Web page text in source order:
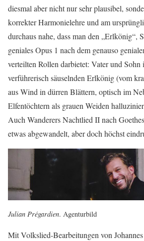
diesmal aber nicht nur sehr plausibel,
korrekter Harmonielehre und am
durchaus nahe, dass man den „Erlkönig“,
geniales Opus 1 nach dem genauso
verteilten Rollen darbietet: Vater und
verführerisch säuselnden Erlkönig (vom
aus Wind in dürren Blättern, optisch im
Elfentöchtern als grauen Weiden
Auch Wanderers Nachtlied II nach
etwas abgewandelt, aber doch höchst
Julian Prégardien. Agenturbild
Mit Volkslied-Bearbeitungen von